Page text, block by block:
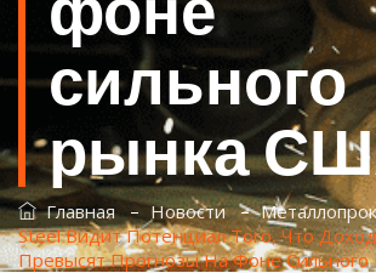
сильного
рынка
Главная–Новости–
Steel Видит Потенциал Того, Что
Превысят Прогнозы На Фоне